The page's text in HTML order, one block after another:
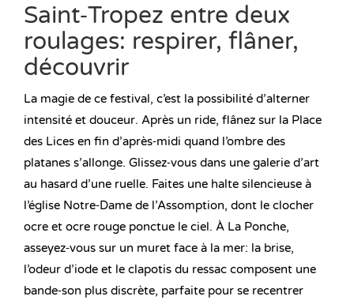
Saint‑Tropez entre deux
roulages: respirer, flâner,
découvrir
La magie de ce festival, c’est la possibilité d’alterner
intensité et douceur. Après un ride, flânez sur la Place
des Lices en fin d’après‑midi quand l’ombre des
platanes s’allonge. Glissez‑vous dans une galerie d’art
au hasard d’une ruelle. Faites une halte silencieuse à
l’église Notre‑Dame de l’Assomption, dont le clocher
ocre et ocre rouge ponctue le ciel. À La Ponche,
asseyez‑vous sur un muret face à la mer: la brise,
l’odeur d’iode et le clapotis du ressac composent une
bande‑son plus discrète, parfaite pour se recentrer